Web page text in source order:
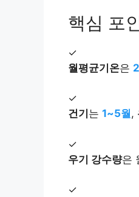
핵심 포
✓
월평균기온은
✓
건기 는 1~5월 ,
✓
우기 강수량은
✓